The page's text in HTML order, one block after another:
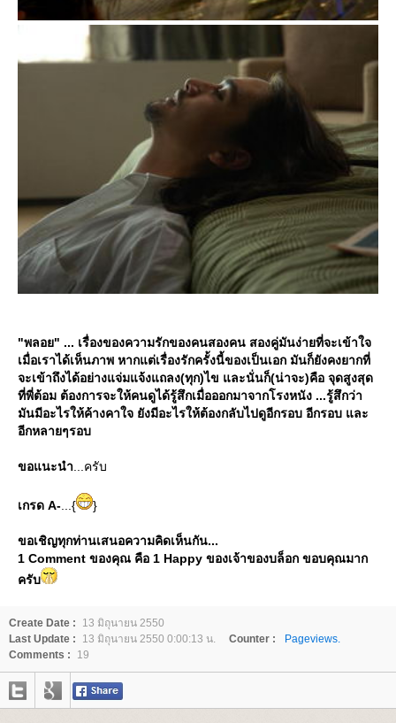
"พลอย" ... เรื่องของความรักของคนสองคน สองคู่มันง่ายที่จะเข้าใจ
เมื่อเราได้เห็นภาพ หากแต่เรื่องรักครั้งนี้ของเป็นเอก มันก็ยังคงยากที่
จะเข้าถึงได้อย่างแจ่มแจ้งแถลง(ทุก)ไข และนั่นก็(น่าจะ)คือ จุดสูงสุด
ที่พี่ต้อม ต้องการจะให้คนดูได้รู้สึกเมื่อออกมาจากโรงหนัง ...รู้สึกว่า
มันมีอะไรให้ค้างคาใจ ยังมีอะไรให้ต้องกลับไปดูอีกรอบ อีกรอบ และ
อีกหลายๆรอบ
ขอแนะนำ ...ครับ
เกรด A- ...{ }
ขอเชิญทุกท่านเสนอความคิดเห็นกัน...
1 Comment ของคุณ คือ 1 Happy ของเจ้าของบล็อก ขอบคุณมาก
ครับ
Create Date :
13 มิถุนายน 2550
Last Update :
13 มิถุนายน 2550 0:00:13 น. Counter :
Pageviews.
Comments :
19